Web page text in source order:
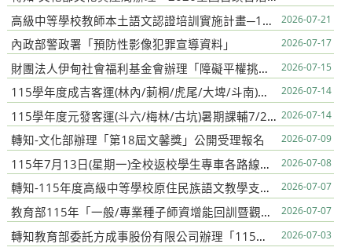
高級中等學校教師本土語文認證培訓實施計畫─115年客語認證加強班（8月） 2026-07-21
內政部警政署「預防性影像犯罪宣導資料」 2026-07-17
財團法人伊甸社會福利基金會辦理「障礙平權挑戰趣」活動簡章 2026-07-15
115學年度成吉客運(林內/莿桐/虎尾/大埤/斗南)暑期輔導7/20-7/30 派車 路線表,請同學提早5分鐘前往候車 2026-07-14
115學年度元發客運(斗六/梅林/古坑)暑期課輔7/20-7/30專車路線表,請同學提早5分鐘前住候車 2026-07-14
轉知-文化部辦理「第18屆文馨獎」公開受理報名 2026-07-09
115年7月13日(星期一)全校返校學生專車各路線總表及暑期輔導車資,請同學依表訂時間提早5分鐘前往候車 2026-07-08
轉知-115年度高級中等學校原住民族語文教學支援老師培訓實施計畫 2026-07-07
教育部115年「一般/專業種子師資增能回訓暨觀摩研習營」簡章 2026-07-07
轉知教育部委託方成事股份有限公司辦理「115年教師節敬師徵稿活動」 2026-07-03